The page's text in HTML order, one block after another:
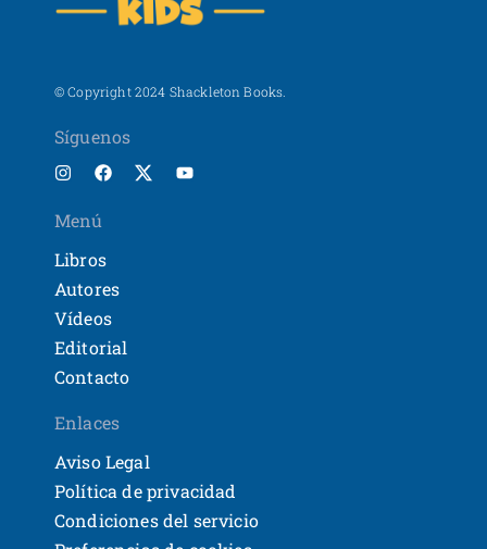
© Copyright 2024 Shackleton Books.
Síguenos
Menú
Libros
Autores
Vídeos
Editorial
Contacto
Enlaces
Aviso Legal
Política de privacidad
Condiciones del servicio